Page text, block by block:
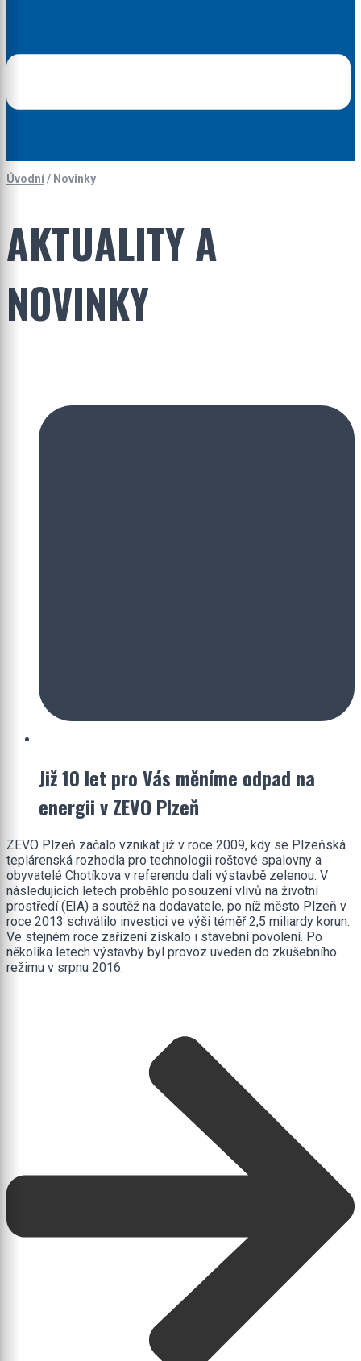
Úvodní/ Novinky
AKTUALITY A
NOVINKY
Již 10 let pro Vás měníme odpad na
energii v ZEVO Plzeň
ZEVO Plzeň začalo vznikat již v roce 2009, kdy se Plzeňská
teplárenská rozhodla pro technologii roštové spalovny a
obyvatelé Chotíkova v referendu dali výstavbě zelenou. V
následujících letech proběhlo posouzení vlivů na životní
prostředí (EIA) a soutěž na dodavatele, po níž město Plzeň v
roce 2013 schválilo investici ve výši téměř 2,5 miliardy korun.
Ve stejném roce zařízení získalo i stavební povolení. Po
několika letech výstavby byl provoz uveden do zkušebního
režimu v srpnu 2016.